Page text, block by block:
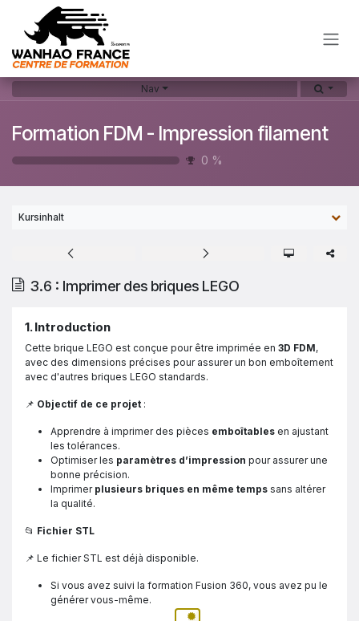
Zum Inhalt springen
Nav
Formation FDM - Impression filament
0 %
Kursinhalt
3.6 : Imprimer des briques LEGO
1. Introduction
Cette brique LEGO est conçue pour être imprimée en 3D FDM,
avec des dimensions précises pour assurer un bon emboîtement
avec d'autres briques LEGO standards.
📌 Objectif de ce projet :
Apprendre à imprimer des pièces emboîtables en ajustant
les tolérances.
Optimiser les paramètres d’impression pour assurer une
bonne précision.
Imprimer plusieurs briques en même temps sans altérer
la qualité.
📂 Fichier STL
📌 Le fichier STL est déjà disponible.
Si vous avez suivi la formation Fusion 360, vous avez pu le
générer vous-même.